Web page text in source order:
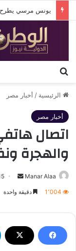
الرئيسية / أخبار مصر
أخبار مصر
اتصال
والهجرة
Manar Alaa
أرسل 15
1٬004 دقيقة واحدة